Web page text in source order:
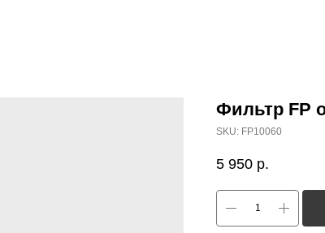
Фильтр FP
SKU: FP10060
5 950 р.